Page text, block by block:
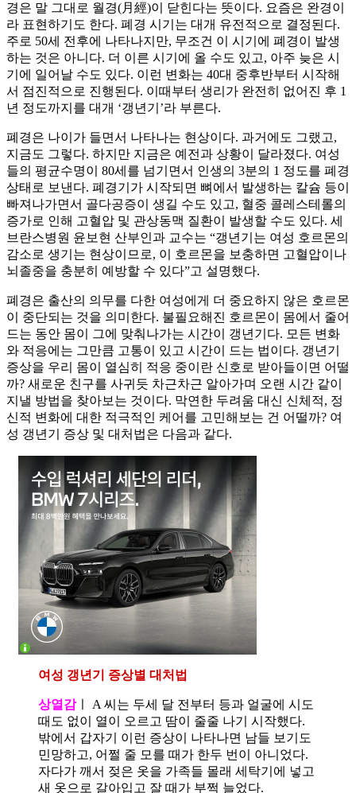
경은 말 그대로 월경(月經)이 닫힌다는 뜻이다. 요즘은 완경이
라 표현하기도 한다. 폐경 시기는 대개 유전적으로 결정된다.
주로 50세 전후에 나타나지만, 무조건 이 시기에 폐경이 발생
하는 것은 아니다. 더 이른 시기에 올 수도 있고, 아주 늦은 시
기에 일어날 수도 있다. 이런 변화는 40대 중후반부터 시작해
서 점진적으로 진행된다. 이때부터 생리가 완전히 없어진 후 1
년 정도까지를 대개 ‘갱년기’라 부른다.
폐경은 나이가 들면서 나타나는 현상이다. 과거에도 그랬고,
지금도 그렇다. 하지만 지금은 예전과 상황이 달라졌다. 여성
들의 평균수명이 80세를 넘기면서 인생의 3분의 1 정도를 폐경
상태로 보낸다. 폐경기가 시작되면 뼈에서 발생하는 칼슘 등이
빠져나가면서 골다공증이 생길 수도 있고, 혈중 콜레스테롤의
증가로 인해 고혈압 및 관상동맥 질환이 발생할 수도 있다. 세
브란스병원 윤보현 산부인과 교수는 “갱년기는 여성 호르몬의
감소로 생기는 현상이므로, 이 호르몬을 보충하면 고혈압이나
뇌졸중을 충분히 예방할 수 있다”고 설명했다.
폐경은 출산의 의무를 다한 여성에게 더 중요하지 않은 호르몬
이 중단되는 것을 의미한다. 불필요해진 호르몬이 몸에서 줄어
드는 동안 몸이 그에 맞춰나가는 시간이 갱년기다. 모든 변화
와 적응에는 그만큼 고통이 있고 시간이 드는 법이다. 갱년기
증상을 우리 몸이 열심히 적응 중이란 신호로 받아들이면 어떨
까? 새로운 친구를 사귀듯 차근차근 알아가며 오랜 시간 같이
지낼 방법을 찾아보는 것이다. 막연한 두려움 대신 신체적, 정
신적 변화에 대한 적극적인 케어를 고민해보는 건 어떨까? 여
성 갱년기 증상 및 대처법은 다음과 같다.
여성 갱년기 증상별 대처법
상열감ㅣ A 씨는 두세 달 전부터 등과 얼굴에 시도
때도 없이 열이 오르고 땀이 줄줄 나기 시작했다.
밖에서 갑자기 이런 증상이 나타나면 남들 보기도
민망하고, 어쩔 줄 모를 때가 한두 번이 아니었다.
자다가 깨서 젖은 옷을 가족들 몰래 세탁기에 넣고
새 옷으로 갈아입고 잘 때가 부쩍 늘었다.